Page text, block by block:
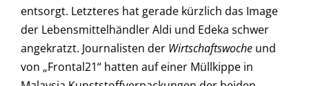
entsorgt. Letzteres hat gerade kürzlich das Image
der Lebensmittelhändler Aldi und Edeka schwer
angekratzt. Journalisten der Wirtschaftswoche und
von „Frontal21“ hatten auf einer Müllkippe in